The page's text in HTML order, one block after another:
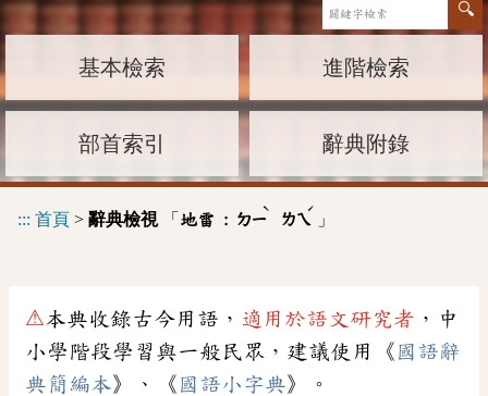
基本檢索 進階檢索
部首索引 辭典附錄
::: 首頁 > 辭典檢視「 地雷 : ㄉㄧ
ˋ
ㄌㄟ
ˊ
」
⚠本典收錄古今用語， 適用於語文研究者 ，中
小學階段學習與一般民眾，建議使用《 國語辭
典簡編本》、《 國語小字典》。